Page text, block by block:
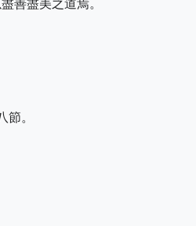
善盡美之道焉。
節。